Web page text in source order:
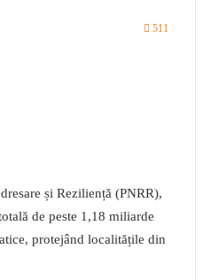
511
și Reziliență (PNRR),
de peste 1,18 miliarde
protejând localitățile din